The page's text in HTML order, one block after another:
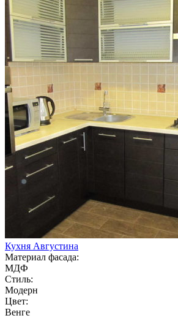
Кухня Августина
Материал фасада:
МДФ
Стиль:
Модерн
Цвет:
Венге